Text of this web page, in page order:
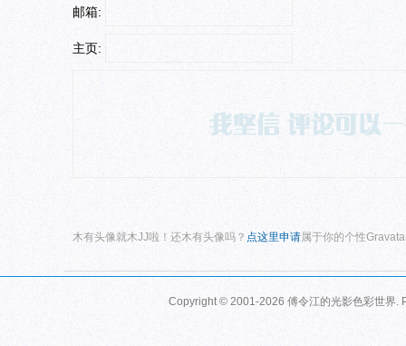
邮箱:
主页:
木有头像就木JJ啦！还木有头像吗？ 点这里申请 属于你的个性
Copyright © 2001-2026 傅令江的光影色彩世界.